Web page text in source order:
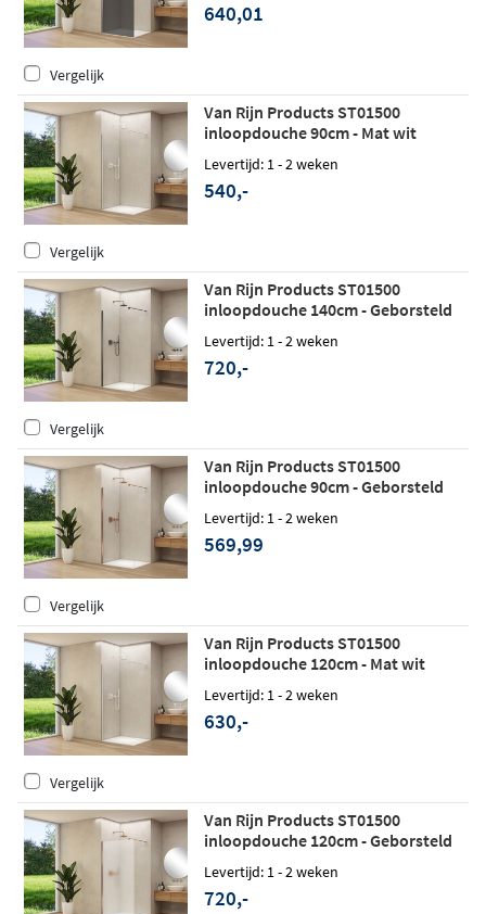
640,01
Vergelijk
Van Rijn Products ST01500
inloopdouche 90cm - Mat wit
Levertijd: 1 - 2 weken
540,-
Vergelijk
Van Rijn Products ST01500
inloopdouche 140cm - Geborsteld
Levertijd: 1 - 2 weken
720,-
Vergelijk
Van Rijn Products ST01500
inloopdouche 90cm - Geborsteld
Levertijd: 1 - 2 weken
569,99
Vergelijk
Van Rijn Products ST01500
inloopdouche 120cm - Mat wit
Levertijd: 1 - 2 weken
630,-
Vergelijk
Van Rijn Products ST01500
inloopdouche 120cm - Geborsteld
Levertijd: 1 - 2 weken
720,-